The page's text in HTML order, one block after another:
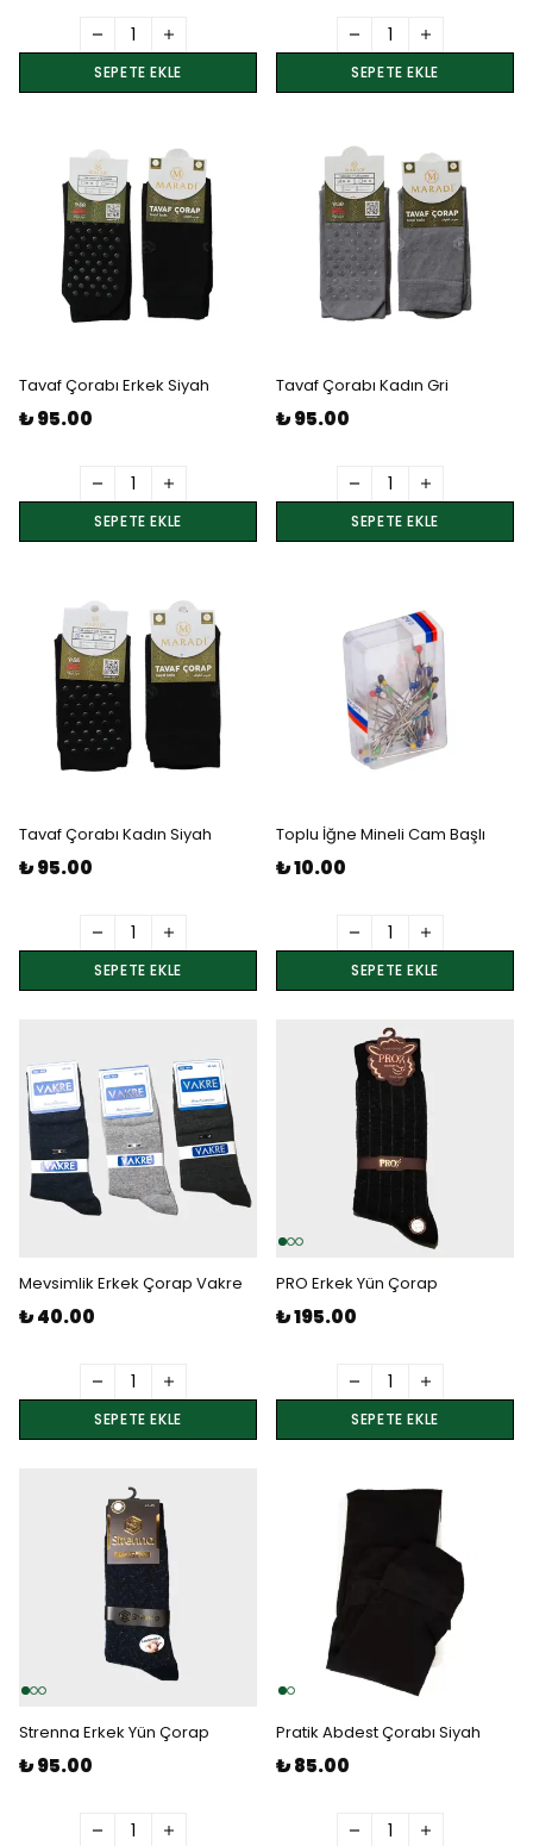
SEPETE EKLE SEPETE EKLE
Tavaf Çorabı Erkek Siyah
₺ 95.00
SEPETE EKLE
Tavaf Çorabı Kadın Gri
₺ 95.00
SEPETE EKLE
Tavaf Çorabı Kadın Siyah
₺ 95.00
SEPETE EKLE
Toplu İğne Mineli Cam Başlı
₺ 10.00
SEPETE EKLE
Mevsimlik Erkek Çorap Vakre
₺ 40.00
SEPETE EKLE
PRO Erkek Yün Çorap
₺ 195.00
SEPETE EKLE
Strenna Erkek Yün Çorap
₺ 95.00
Pratik Abdest Çorabı Siyah
₺ 85.00